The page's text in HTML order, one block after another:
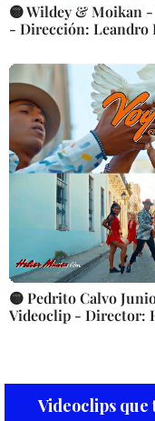
🟡 Wildey & Moikan -
- Dirección: Leandro
🟡 Pedrito Calvo
Videoclip - Director:
Videoclips